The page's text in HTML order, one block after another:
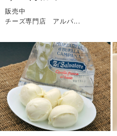
販売中
チーズ専門店 アルパ...